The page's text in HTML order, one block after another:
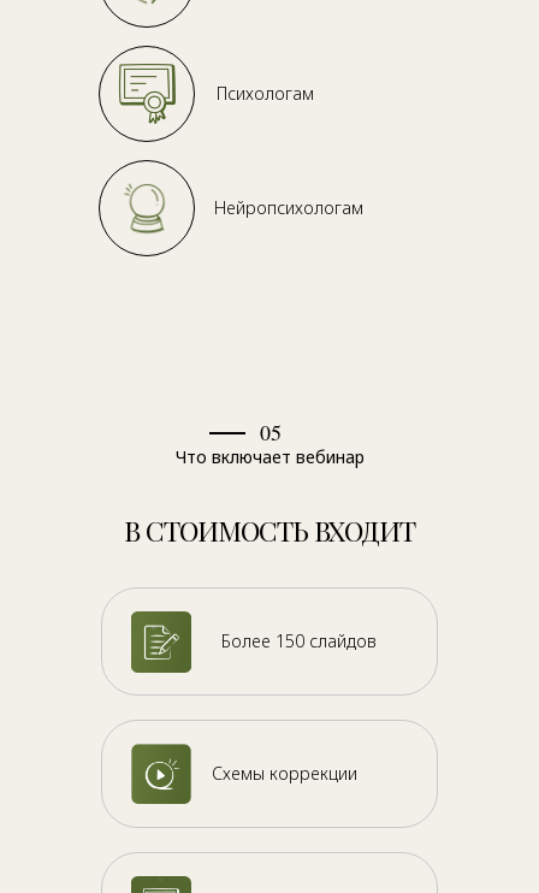
Психологам
Нейропсихологам
В СТОИМОСТЬ ВХОДИТ
05
Что включает вебинар
Схемы коррекции
Более 150 слайдов